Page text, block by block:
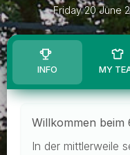
Friday 20 June
INFO MY
Willkommen beim
In der mittlerweile